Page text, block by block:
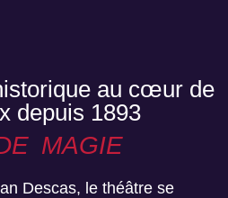
au cœur de
depuis 1893
MAGIE
Descas, le théâtre se